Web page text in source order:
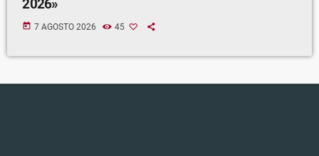
2026»
today 7 AGOSTO 2026 45